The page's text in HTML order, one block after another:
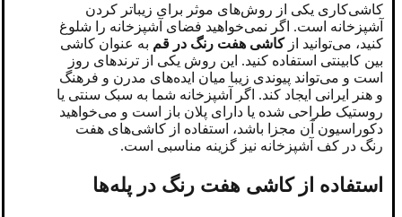
کاشی‌کاری یکی از روش‌های موثر برای زیباتر کردن
آشپزخانه است. اگر نمی‌خواهید فضای آشپزخانه را شلوغ
کنید، می‌توانید ازکاشی هفت رنگ در قم به عنوان کاشی
بین کابینتی استفاده کنید. این روش یکی از ترندهای روز
است و می‌تواند پیوندی زیبا میان ایده‌های مدرن و فرهنگ
و هنر ایرانی ایجاد کند. اگر آشپزخانه شما به سبک سنتی یا
روستیک طراحی شده یا دارای پلان باز است و می‌خواهید
دکوراسیون آن مجزا باشد، استفاده از کاشی‌های هفت
رنگ در کف آشپزخانه نیز گزینه مناسبی است.
استفاده از کاشی هفت رنگ در پله‌ها